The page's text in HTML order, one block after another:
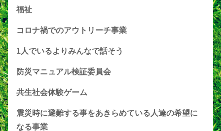
福祉
コロナ禍でのアウトリーチ事業
1人でいるよりみんなで話そう
防災マニュアル検証委員会
共生社会体験ゲーム
震災時に避難する事をあきらめている人達の希望に
なる事業